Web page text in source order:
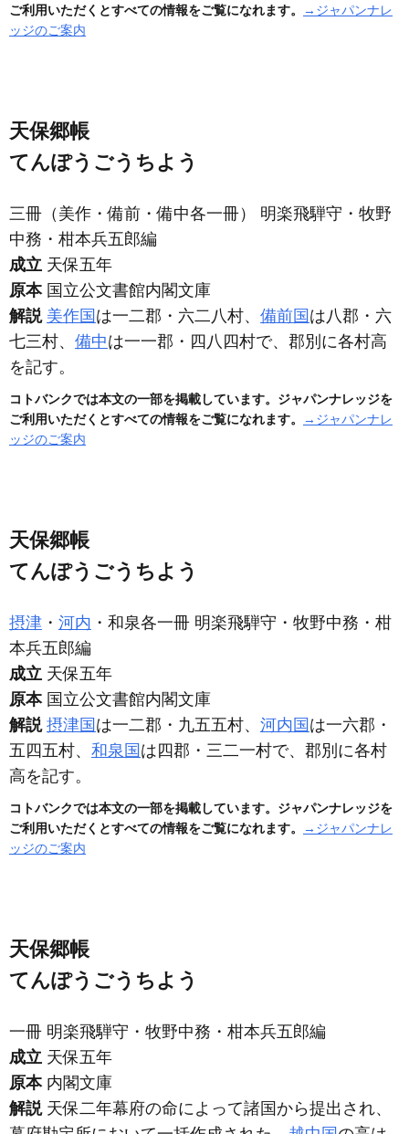
ご利用いただくとすべての情報をご覧になれます。
→ジャパンナレ
ッジのご案内
天保郷帳
てんぽうごうちよう
三冊 （美作・備前・備中各一冊）
明楽飛騨守・牧野
中務・柑本兵五郎編
成立 天保五年
原本国立公文書館内閣文庫
解説 美作国 は一二郡・六二八村、 備前国 は八郡・六
七三村、 備中は一一郡・四八四村で、郡別に各村高
を記す。
コトバンクでは本文の一部を掲載しています。ジャパンナレッジを
ご利用いただくとすべての情報をご覧になれます。
→ジャパンナレ
ッジのご案内
天保郷帳
てんぽうごうちよう
摂津 ・ 河内 ・和泉各一冊 明楽飛騨守・牧野中務・柑
本兵五郎編
成立 天保五年
原本国立公文書館内閣文庫
解説 摂津国 は一二郡・九五五村、 河内国 は一六郡・
五四五村、 和泉国 は四郡・三二一村で、郡別に各村
高を記す。
コトバンクでは本文の一部を掲載しています。ジャパンナレッジを
ご利用いただくとすべての情報をご覧になれます。
→ジャパンナレ
ッジのご案内
天保郷帳
てんぽうごうちよう
一冊 明楽飛騨守・牧野中務・柑本兵五郎編
成立 天保五年
原本内閣文庫
解説天保二年幕府の命によって諸国から提出され、